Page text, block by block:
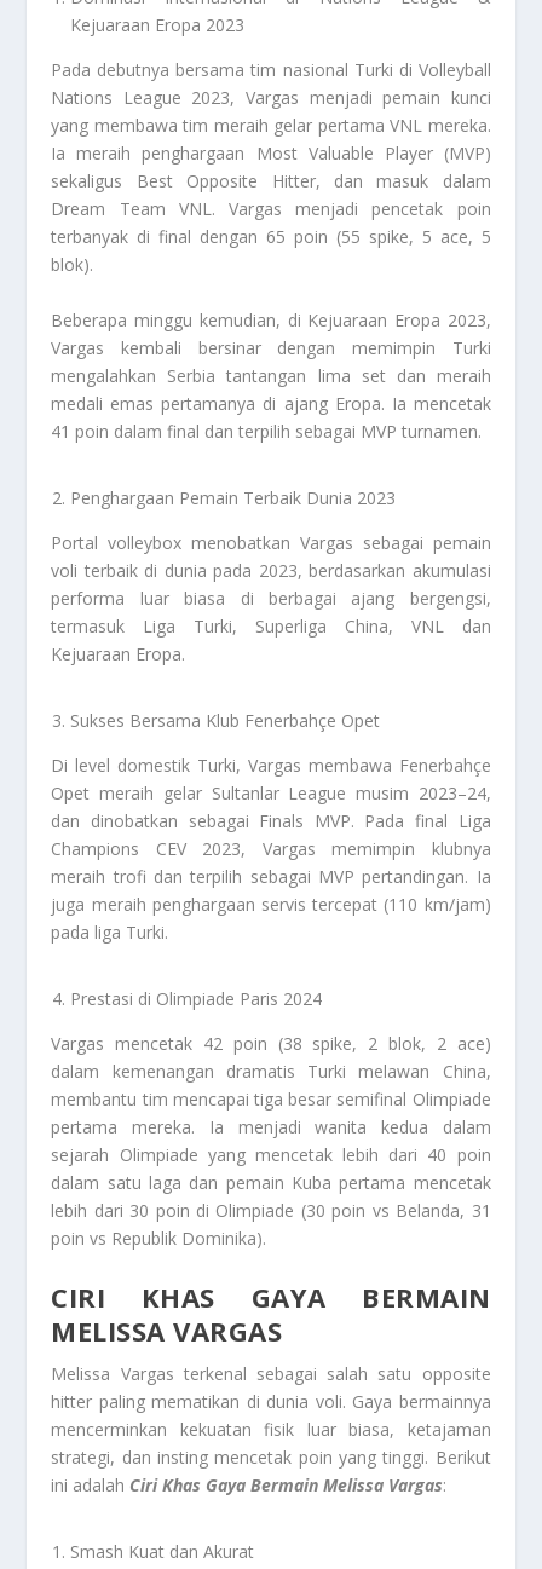
Kejuaraan Eropa 2023
Pada debutnya bersama tim nasional Turki di Volleyball
Nations League 2023, Vargas menjadi pemain kunci
yang membawa tim meraih gelar pertama VNL mereka.
Ia meraih penghargaan Most Valuable Player (MVP)
sekaligus Best Opposite Hitter, dan masuk dalam
Dream Team VNL. Vargas menjadi pencetak poin
terbanyak di final dengan 65 poin (55 spike, 5 ace, 5
blok).
Beberapa minggu kemudian, di Kejuaraan Eropa 2023,
Vargas kembali bersinar dengan memimpin Turki
mengalahkan Serbia tantangan lima set dan meraih
medali emas pertamanya di ajang Eropa. Ia mencetak
41 poin dalam final dan terpilih sebagai MVP turnamen.
Penghargaan Pemain Terbaik Dunia 2023
Portal volleybox menobatkan Vargas sebagai pemain
voli terbaik di dunia pada 2023, berdasarkan akumulasi
performa luar biasa di berbagai ajang bergengsi,
termasuk Liga Turki, Superliga China, VNL dan
Kejuaraan Eropa.
Sukses Bersama Klub Fenerbahçe Opet
Di level domestik Turki, Vargas membawa Fenerbahçe
Opet meraih gelar Sultanlar League musim 2023–24,
dan dinobatkan sebagai Finals MVP. Pada final Liga
Champions CEV 2023, Vargas memimpin klubnya
meraih trofi dan terpilih sebagai MVP pertandingan. Ia
juga meraih penghargaan servis tercepat (110 km/jam)
pada liga Turki.
Prestasi di Olimpiade Paris 2024
Vargas mencetak 42 poin (38 spike, 2 blok, 2 ace)
dalam kemenangan dramatis Turki melawan China,
membantu tim mencapai tiga besar semifinal Olimpiade
pertama mereka. Ia menjadi wanita kedua dalam
sejarah Olimpiade yang mencetak lebih dari 40 poin
dalam satu laga dan pemain Kuba pertama mencetak
lebih dari 30 poin di Olimpiade (30 poin vs Belanda, 31
poin vs Republik Dominika).
CIRI KHAS GAYA BERMAIN
MELISSA VARGAS
Melissa Vargas terkenal sebagai salah satu opposite
hitter paling mematikan di dunia voli. Gaya bermainnya
mencerminkan kekuatan fisik luar biasa, ketajaman
strategi, dan insting mencetak poin yang tinggi. Berikut
ini adalah Ciri Khas Gaya Bermain Melissa Vargas:
Smash Kuat dan Akurat